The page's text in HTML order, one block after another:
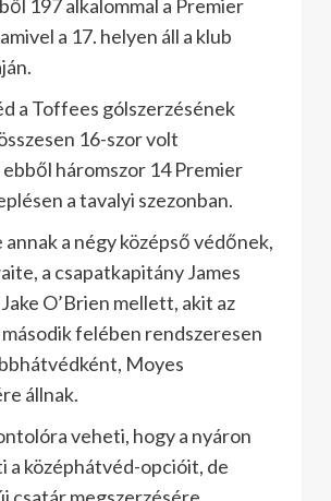
197 alkalommal a Premier
a 17. helyen áll a klub
a Toffees gólszerzésének
16-szor volt
háromszor 14 Premier
a tavalyi szezonban.
annak a négy középső védőnek,
a csapatkapitány James
O’Brien mellett, akit az
felében rendszeresen
Moyes
állnak.
veheti, hogy a nyáron
a középhátvéd-opcióit, de